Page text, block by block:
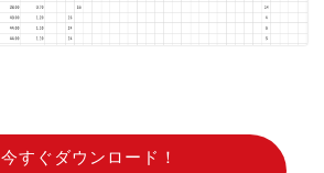
今すぐダウンロード！